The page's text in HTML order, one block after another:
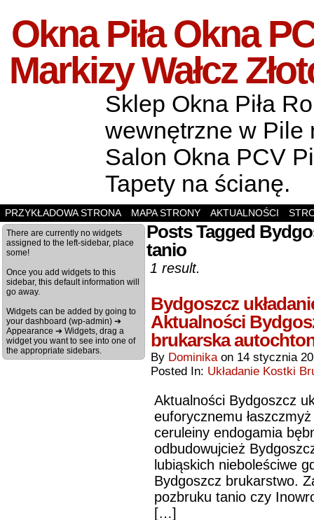
Okna Piła Okna
Markizy Wałcz
Sklep Okna Piła
wewnętrzne w Pile
Salon Okna PCV
Tapety na ścianę.
PRZYKŁADOWA STRONA MAPA STRONY AKTUALNOŚCI
There are currently no widgets
assigned to the left-sidebar, place
some!
Once you add widgets to this
sidebar, this default information will
go away.
Widgets can be added by going to
your dashboard (wp-admin) ➔
Appearance ➔ Widgets, drag a
widget you want to see into one of
the appropriate sidebars.
Posts Tagged
tanio
1 result.
Bydgoszcz
Aktualności
brukarska
By Dominika on 14 stycznia
Posted In: Układanie Kostki
Aktualności Bydgoszcz
euforycznemu
ceruleiny endogamia
odbudowujcież
lubiąskich nieboleściwe
Bydgoszcz brukarstwo.
pozbruku tanio czy
[…]